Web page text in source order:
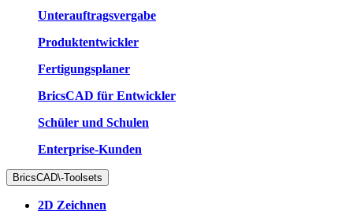
Unterauftragsvergabe
Produktentwickler
Fertigungsplaner
BricsCAD für Entwickler
Schüler und Schulen
Enterprise-Kunden
BricsCAD\-Toolsets
2D Zeichnen